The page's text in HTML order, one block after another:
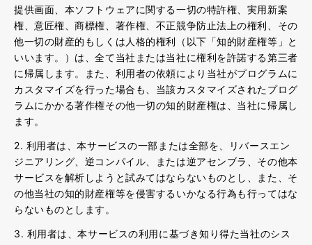
提供画面、本ソフトウェアに関する一切の特許権、実用新案
権、意匠権、商標権、著作権、不正競争防止法上の権利、その
他一切の財産的もしくは人格的権利（以下「知的財産権等」と
いいます。）は、全て当社または当社に権利を許諾する第三者
に帰属します。また、利用者の依頼により当社がプログラムに
カスタマイズを行った場合も、当該カスタマイズされたプログ
ラムにかかる著作権その他一切の知的財産権は、当社に帰属し
ます。
2. 利用者は、本サービスの一部または全部を、リバースエン
ジニアリング、逆コンパイル、または逆アセンブラ、その他本
サービスを解析しようと試みてはならないものとし、また、そ
の他当社の知的財産権等を侵害するいかなる行為も行ってはな
らないものとします。
3. 利用者は、本サービスの利用に基づき知り得た当社のシス